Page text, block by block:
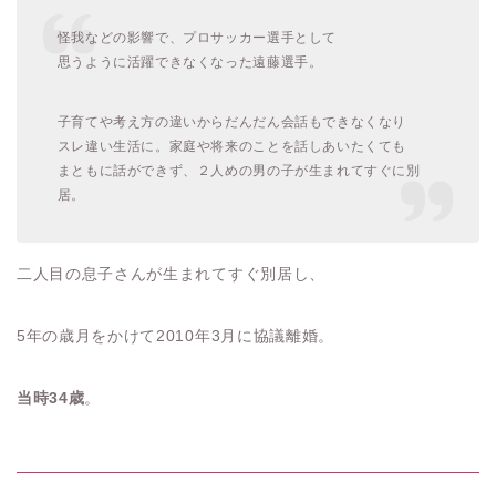
怪我などの影響で、プロサッカー選手として
思うように活躍できなくなった遠藤選手。
子育てや考え方の違いからだんだん会話もできなくなり
スレ違い生活に。家庭や将来のことを話しあいたくても
まともに話ができず、２人めの男の子が生まれてすぐに別
居。
二人目の息子さんが生まれてすぐ別居し、
5年の歳月をかけて2010年3月に協議離婚。
当時34歳。